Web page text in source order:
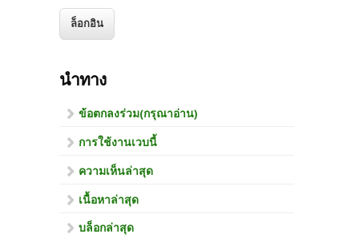
นำทาง
ข้อตกลงร่วม(กรุณาอ่าน)
การใช้งานเวบนี้
ความเห็นล่าสุด
เนื้อหาล่าสุด
บล็อกล่าสุด